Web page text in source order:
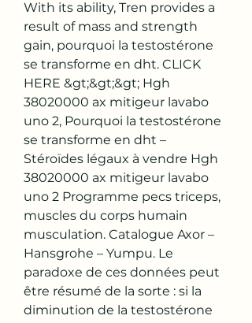
With its ability, Tren provides a
result of mass and strength
gain, pourquoi la testostérone
se transforme en dht. CLICK
HERE &gt;&gt;&gt; Hgh
38020000 ax mitigeur lavabo
uno 2, Pourquoi la testostérone
se transforme en dht –
Stéroïdes légaux à vendre Hgh
38020000 ax mitigeur lavabo
uno 2 Programme pecs triceps,
muscles du corps humain
musculation. Catalogue Axor –
Hansgrohe – Yumpu. Le
paradoxe de ces données peut
être résumé de la sorte : si la
diminution de la testostérone